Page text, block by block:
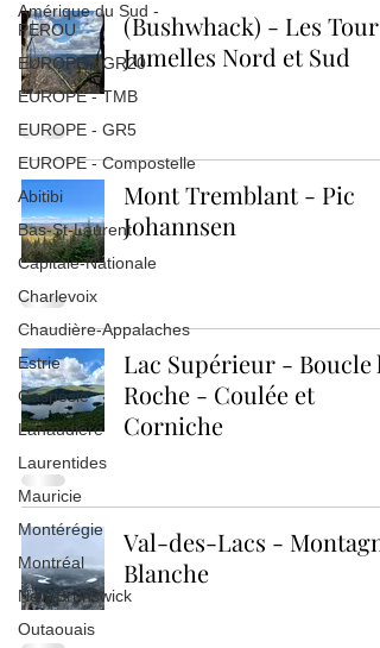
Amérique du Sud -
PEROU
EUROPE - GR20
EUROPE - TMB
EUROPE - GR5
EUROPE - Compostelle
Abitibi
Bas-St-Laurent
Capitale-Nationale
Charlevoix
Chaudière-Appalaches
Estrie
Gaspésie
Lanaudière
Laurentides
Mauricie
Montérégie
Montréal
New Brunswick
Outaouais
(Bushwhack) - Les Tours
Jumelles Nord et Sud
Mont Tremblant - Pic
Johannsen
Lac Supérieur - Boucle la
Roche - Coulée et
Corniche
Val-des-Lacs - Montagne
Blanche